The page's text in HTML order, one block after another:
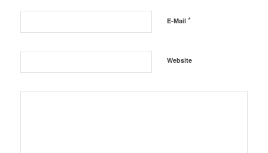
E-Mail *
Website